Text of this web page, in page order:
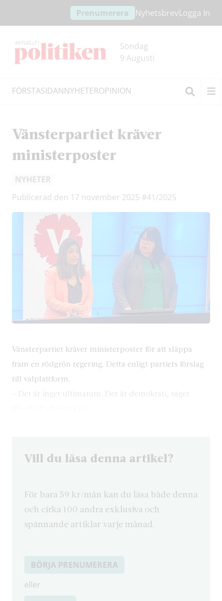
innehållet
headern
Prenumerera NyhetsbrevLogga In
Söndag
9 Augusti
FÖRSTASIDANNYHETEROPINION
Vänsterpartiet kräver
ministerposter
NYHETER
Publicerad den 17 november 2025 #41/2025
Vänsterpartiet kräver ministerposter för att släppa
fram en rödgrön regering. Detta enligt partiets förslag
till valplattform.
– Det är inget ultimatum. Det är demokrati, säger
Vill du läsa denna artikel?
För bara 59 kr/mån kan du läsa både denna
och cirka 100 andra exklusiva och
spännande artiklar varje månad.
BÖRJA PRENUMERERA
eller